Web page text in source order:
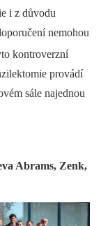
i z důvodu
nemohou
kontroverzní
provádí
sále najednou
Abrams, Zenk,